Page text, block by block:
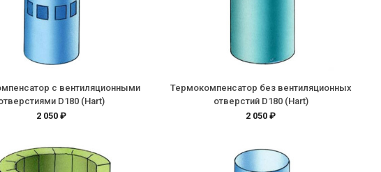
с вентиляционными
D180 (Hart)
2 050 ₽
Термокомпенсатор без вентиляционных
отверстий D180 (Hart)
2 050 ₽